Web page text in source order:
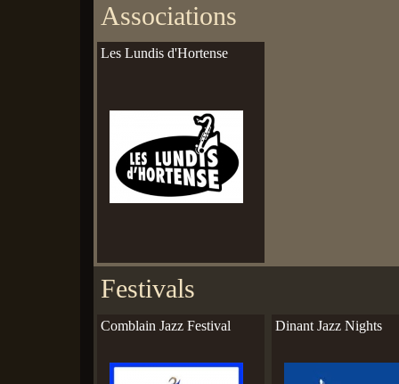
Associations
Les Lundis d'Hortense
Festivals
Comblain Jazz Festival Dinant Jazz Nights